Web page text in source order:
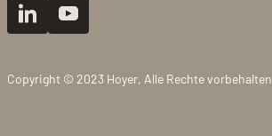
Copyright © 2023 Hoyer, Alle Rechte vorbehalten